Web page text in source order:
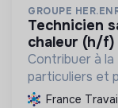
GROUPE
technicien sav spécialisé pompes à
chaleur (h/f)
Contribuer à
particuliers et
solutions
France